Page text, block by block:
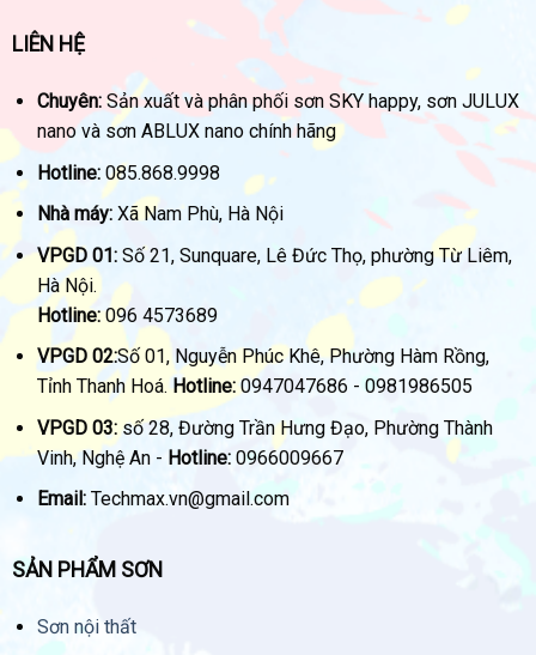
LIÊN HỆ
Chuyên:Sản xuất và phân phối sơn SKY happy, sơn JULUX
nano và sơn ABLUX nano chính hãng
Hotline:085.868.9998
Nhà máy:Xã Nam Phù, Hà Nội
VPGD 01:Số 21, Sunquare, Lê Đức Thọ, phường Từ Liêm,
Hà Nội.
Hotline:096 4573689
VPGD 02:Số 01, Nguyễn Phúc Khê, Phường Hàm Rồng,
Tỉnh Thanh Hoá.Hotline:0947047686 - 0981986505
VPGD 03:số 28, Đường Trần Hưng Đạo, Phường Thành
Vinh, Nghệ An - Hotline:0966009667
Email:Techmax.vn@gmail.com
SẢN PHẨM SƠN
Sơn nội thất